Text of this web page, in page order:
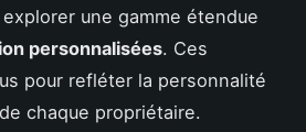
une gamme étendue
personnalisées. Ces
pour refléter la personnalité
chaque propriétaire.